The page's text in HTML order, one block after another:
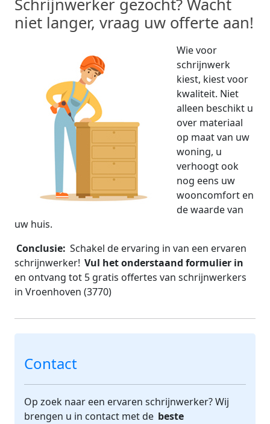
Schrijnwerker gezocht? Wacht
niet langer, vraag uw offerte aan!
Wie voor
schrijnwerk
kiest, kiest voor
kwaliteit. Niet
alleen beschikt u
over materiaal
op maat van uw
woning, u
verhoogt ook
nog eens uw
wooncomfort en
de waarde van
uw huis.
Conclusie: Schakel de ervaring in van een ervaren
schrijnwerker! Vul het onderstaand formulier in
en ontvang tot 5 gratis offertes van schrijnwerkers
in Vroenhoven (3770)
Contact
Op zoek naar een ervaren schrijnwerker? Wij
brengen u in contact met de beste